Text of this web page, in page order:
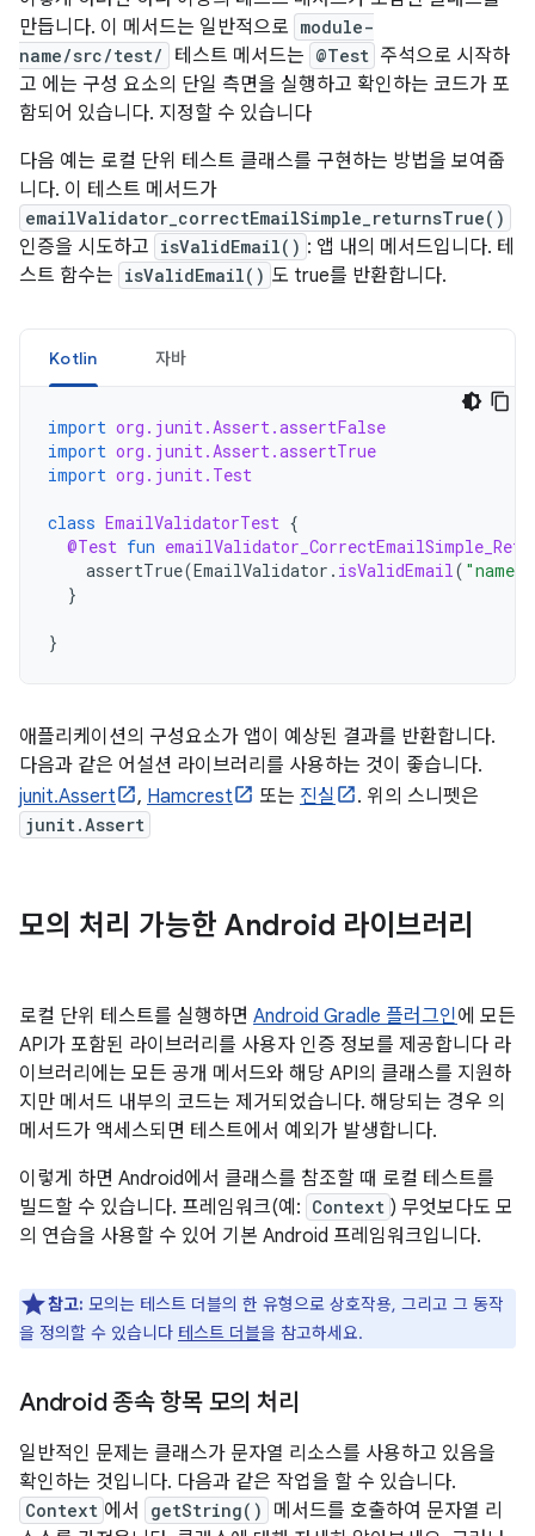
만듭니다. 이 메서드는 일반적으로 module-
name/src/test/
테스트 메서드는 @Test 주석으로 시작하
고 에는 구성 요소의 단일 측면을 실행하고 확인하는 코드가 포
함되어 있습니다. 지정할 수 있습니다
다음 예는 로컬 단위 테스트 클래스를 구현하는 방법을 보여줍
니다. 이 테스트 메서드가
emailValidator_correctEmailSimple_returnsTrue()
인증을 시도하고 isValidEmail() : 앱 내의 메서드입니다. 테
스트 함수는 isValidEmail() 도 true를 반환합니다.
Kotlin 자바
import org.junit.Assert.assertFalse
import org.junit.Assert.assertTrue
import org.junit.Test
class EmailValidatorTest {
@Test fun
assertTrue(EmailValidator . isValidEmail(
}
}
애플리케이션의 구성요소가 앱이 예상된 결과를 반환합니다.
다음과 같은 어설션 라이브러리를 사용하는 것이 좋습니다.
junit.Assert
, Hamcrest 또는 진실 . 위의 스니펫은
junit.Assert
모의 처리 가능한 Android 라이브러리
로컬 단위 테스트를 실행하면 Android Gradle 플러그인에 모든
API가 포함된 라이브러리를 사용자 인증 정보를 제공합니다 라
이브러리에는 모든 공개 메서드와 해당 API의 클래스를 지원하
지만 메서드 내부의 코드는 제거되었습니다. 해당되는 경우 의
메서드가 액세스되면 테스트에서 예외가 발생합니다.
이렇게 하면 Android에서 클래스를 참조할 때 로컬 테스트를
빌드할 수 있습니다. 프레임워크(예: Context ) 무엇보다도 모
의 연습을 사용할 수 있어 기본 Android 프레임워크입니다.
참고: 모의는 테스트 더블의 한 유형으로 상호작용, 그리고 그 동작
을 정의할 수 있습니다 테스트 더블을 참고하세요.
Android 종속 항목 모의 처리
일반적인 문제는 클래스가 문자열 리소스를 사용하고 있음을
확인하는 것입니다. 다음과 같은 작업을 할 수 있습니다.
Context 에서 getString()
메서드를 호출하여 문자열 리